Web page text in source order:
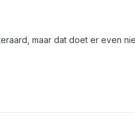
maar dat doet er even